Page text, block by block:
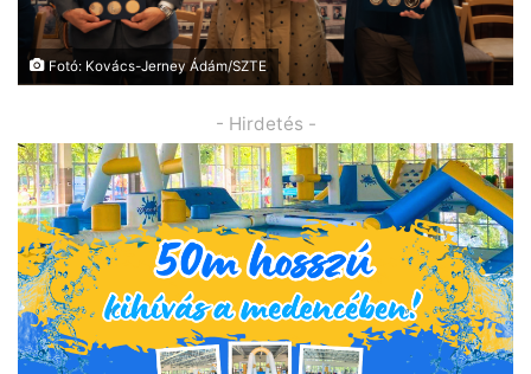
Fotó: Kovács-Jerney Ádám/SZTE
- Hirdetés -